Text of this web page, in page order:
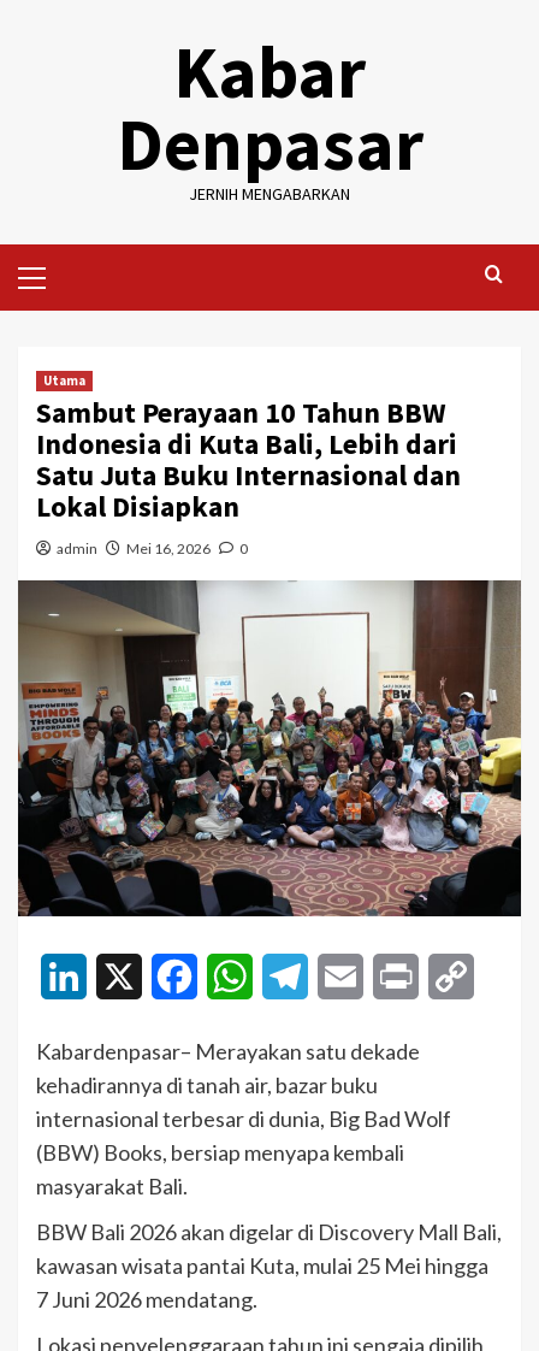
Kabar
Denpasar
JERNIH MENGABARKAN
Menu
Utama
Sambut Perayaan 10 Tahun BBW
Indonesia di Kuta Bali, Lebih dari
Satu Juta Buku Internasional dan
Lokal Disiapkan
admin Mei 16, 2026 0
LinkedIn FacebookWhatsAppTelegramEmail Print
Kabardenpasar– Merayakan satu dekade
kehadirannya di tanah air, bazar buku
internasional terbesar di dunia, Big Bad Wolf
(BBW) Books, bersiap menyapa kembali
masyarakat Bali.
BBW Bali 2026 akan digelar di Discovery Mall Bali,
kawasan wisata pantai Kuta, mulai 25 Mei hingga
7 Juni 2026 mendatang.
Lokasi penyelenggaraan tahun ini sengaja dipilih